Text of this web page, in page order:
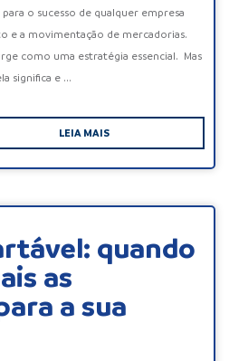
o sucesso de qualquer empresa
e a movimentação de mercadorias.
como uma estratégia essencial. Mas
significa e ...
LEIA MAIS
quando
as
a sua